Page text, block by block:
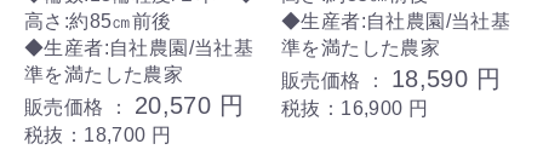
高さ:約85㎝前後
◆生産者:自社農園/当社基
準を満たした農家
販売価格 ： 20,570 円
税抜：18,700 円
◆生産者:自社農園/当社基
準を満たした農家
販売価格 ： 18,590 円
税抜：16,900 円